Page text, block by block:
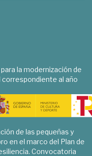
la modernización de
correspondiente al año
de las pequeñas y
en el marco del Plan de
Convocatoria